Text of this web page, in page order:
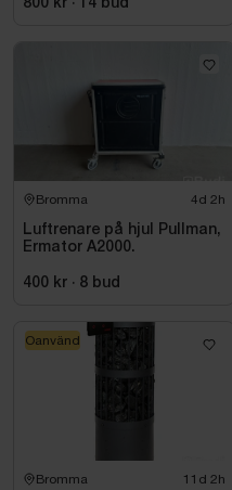
800 kr · 14 bud
Bromma 4d 2h
Luftrenare på hjul Pullman,
Ermator A2000.
400 kr · 8 bud
Bromma 11d 2h
Oanvänd